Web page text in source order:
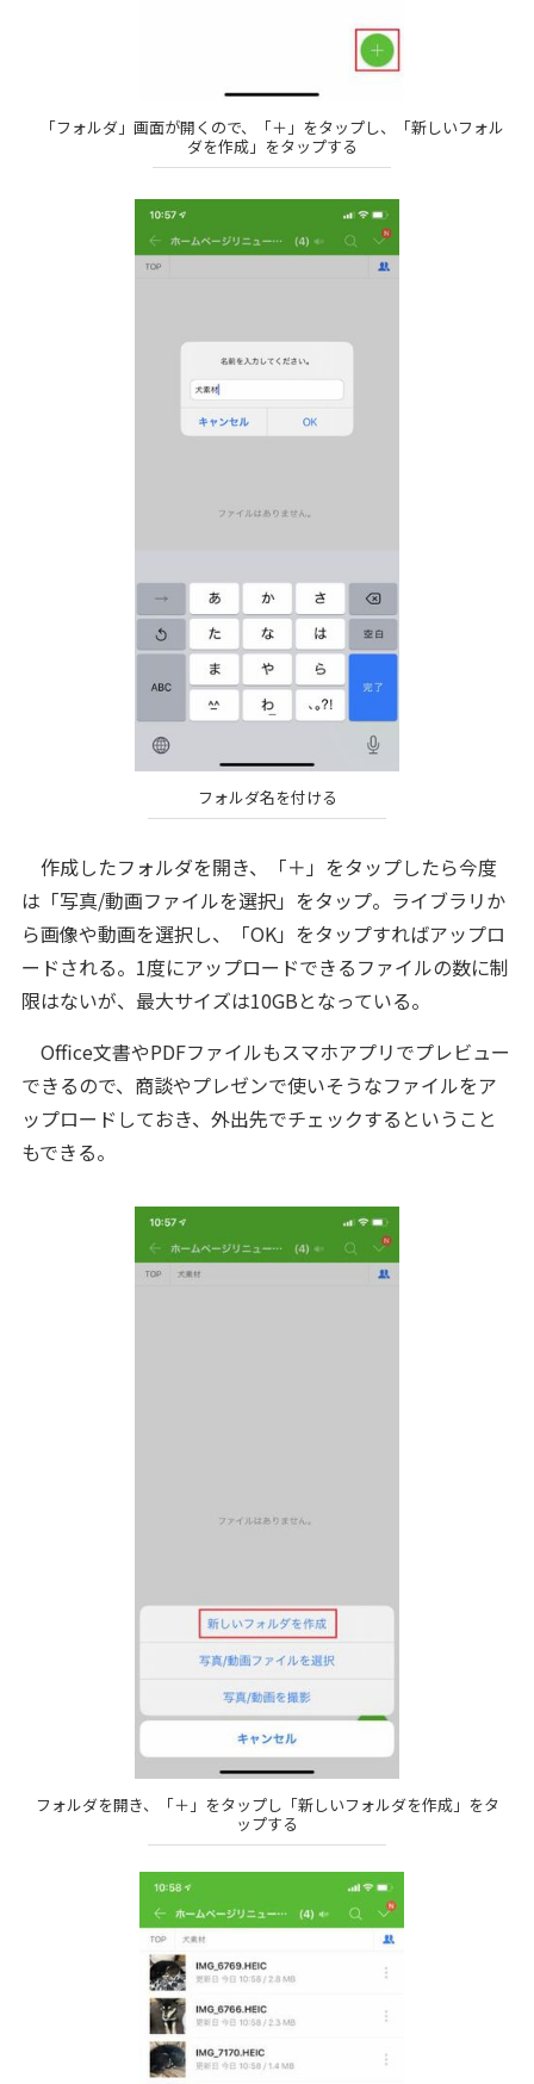
「フォルダ」画面が開くので、「＋」をタップし、「新しいフォル
ダを作成」をタップする
フォルダ名を付ける
作成したフォルダを開き、「＋」をタップしたら今度
は「写真/動画ファイルを選択」をタップ。ライブラリか
ら画像や動画を選択し、「OK」をタップすればアップロ
ードされる。1度にアップロードできるファイルの数に制
限はないが、最大サイズは10GBとなっている。
Office文書やPDFファイルもスマホアプリでプレビュー
できるので、商談やプレゼンで使いそうなファイルをア
ップロードしておき、外出先でチェックするということ
もできる。
フォルダを開き、「＋」をタップし「新しいフォルダを作成」をタ
ップする